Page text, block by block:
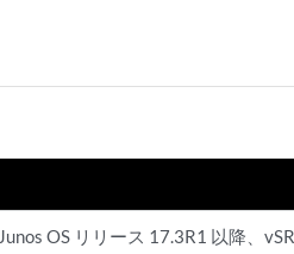
OS リリース 17.3R1 以降、